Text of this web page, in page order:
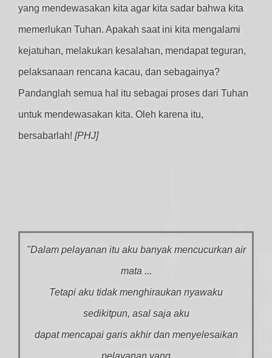
yang mendewasakan kita agar kita sadar bahwa kita
memerlukan Tuhan. Apakah saat ini kita mengalami
kejatuhan, melakukan kesalahan, mendapat teguran,
pelaksanaan rencana kacau, dan sebagainya?
Pandanglah semua hal itu sebagai proses dari Tuhan
untuk mendewasakan kita. Oleh karena itu,
bersabarlah! [PHJ]
"Dalam pelayanan itu aku banyak mencucurkan air
mata ...
Tetapi aku tidak menghiraukan nyawaku
sedikitpun, asal saja aku
dapat mencapai garis akhir dan menyelesaikan
pelayanan yang